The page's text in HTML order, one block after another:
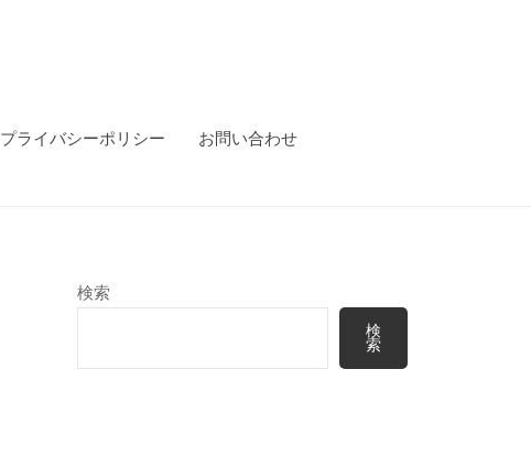
プライバシーポリシー お問い合わせ
検索
検
索